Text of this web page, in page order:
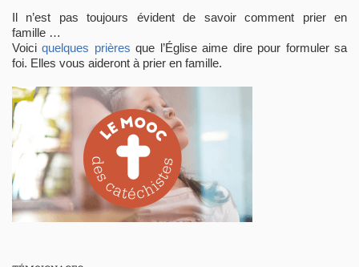
Il n’est pas toujours évident de savoir comment prier en
famille …
Voiciquelques prières que l’Église aime dire pour formuler sa
foi. Elles vous aideront à prier en famille.